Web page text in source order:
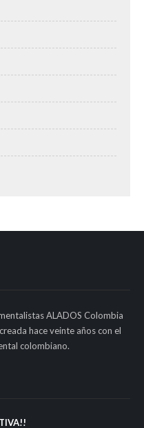
ALADOS Colombia
hace veinte años con el
colombiano.